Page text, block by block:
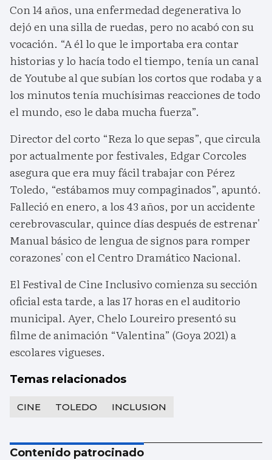
Con 14 años, una enfermedad degenerativa lo
dejó en una silla de ruedas, pero no acabó con su
vocación. “A él lo que le importaba era contar
historias y lo hacía todo el tiempo, tenía un canal
de Youtube al que subían los cortos que rodaba y a
los minutos tenía muchísimas reacciones de todo
el mundo, eso le daba mucha fuerza”.
Director del corto “Reza lo que sepas”, que circula
por actualmente por festivales, Edgar Corcoles
asegura que era muy fácil trabajar con Pérez
Toledo, “estábamos muy compaginados”, apuntó.
Falleció en enero, a los 43 años, por un accidente
cerebrovascular, quince días después de estrenar'
Manual básico de lengua de signos para romper
corazones' con el Centro Dramático Nacional.
El Festival de Cine Inclusivo comienza su sección
oficial esta tarde, a las 17 horas en el auditorio
municipal. Ayer, Chelo Loureiro presentó su
filme de animación “Valentina” (Goya 2021) a
escolares vigueses.
Temas relacionados
CINE TOLEDO INCLUSION
Contenido patrocinado